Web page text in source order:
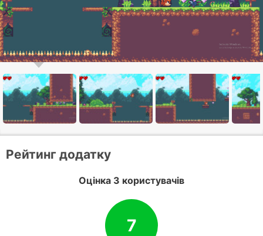
Рейтинг додатку
Оцінка 3 користувачів
7